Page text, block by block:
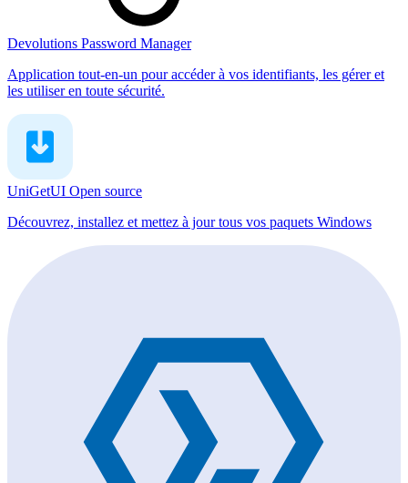
Devolutions Password Manager
Application tout-en-un pour accéder à vos identifiants, les gérer et
les utiliser en toute sécurité.
UniGetUI Open source
Découvrez, installez et mettez à jour tous vos paquets Windows